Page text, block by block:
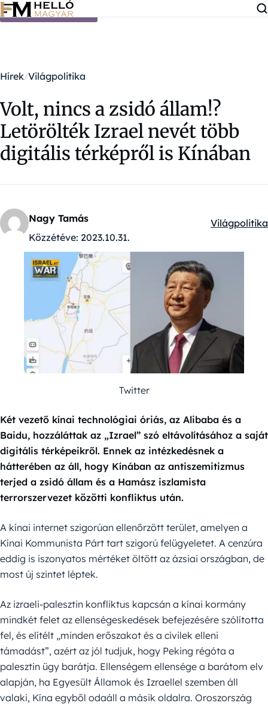
Ugrás a tartalomra
Hírek Világpolitika
Volt, nincs a zsidó állam!?
Letörölték Izrael nevét több
digitális térképről is Kínában
Nagy Tamás
Közzétéve: 2023.10.31.
Kategóriák:
Világpolitika
Twitter
Két vezető kínai technológiai óriás, az Alibaba és a
Baidu, hozzáláttak az „Izrael” szó eltávolításához a saját
digitális térképeikről. Ennek az intézkedésnek a
hátterében az áll, hogy Kínában az antiszemitizmus
terjed a zsidó állam és a Hamász iszlamista
terrorszervezet közötti konfliktus után.
A kínai internet szigorúan ellenőrzött terület, amelyen a
Kínai Kommunista Párt tart szigorú felügyeletet. A cenzúra
eddig is iszonyatos mértéket öltött az ázsiai országban, de
most új szintet léptek.
Az izraeli-palesztin konfliktus kapcsán a kínai kormány
mindkét felet az ellenségeskedések befejezésére szólította
fel, és elítélt „minden erőszakot és a civilek elleni
támadást”, azért az jól tudjuk, hogy Peking régóta a
palesztin ügy barátja. Ellenségem ellensége a barátom elv
alapján, ha Egyesült Államok és Izraellel szemben áll
valaki, Kína egyből odaáll a másik oldalra. Oroszország